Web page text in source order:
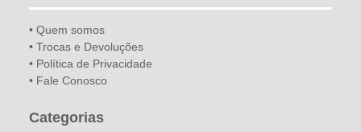
• Quem somos
• Trocas e Devoluções
• Política de Privacidade
• Fale Conosco
Categorias